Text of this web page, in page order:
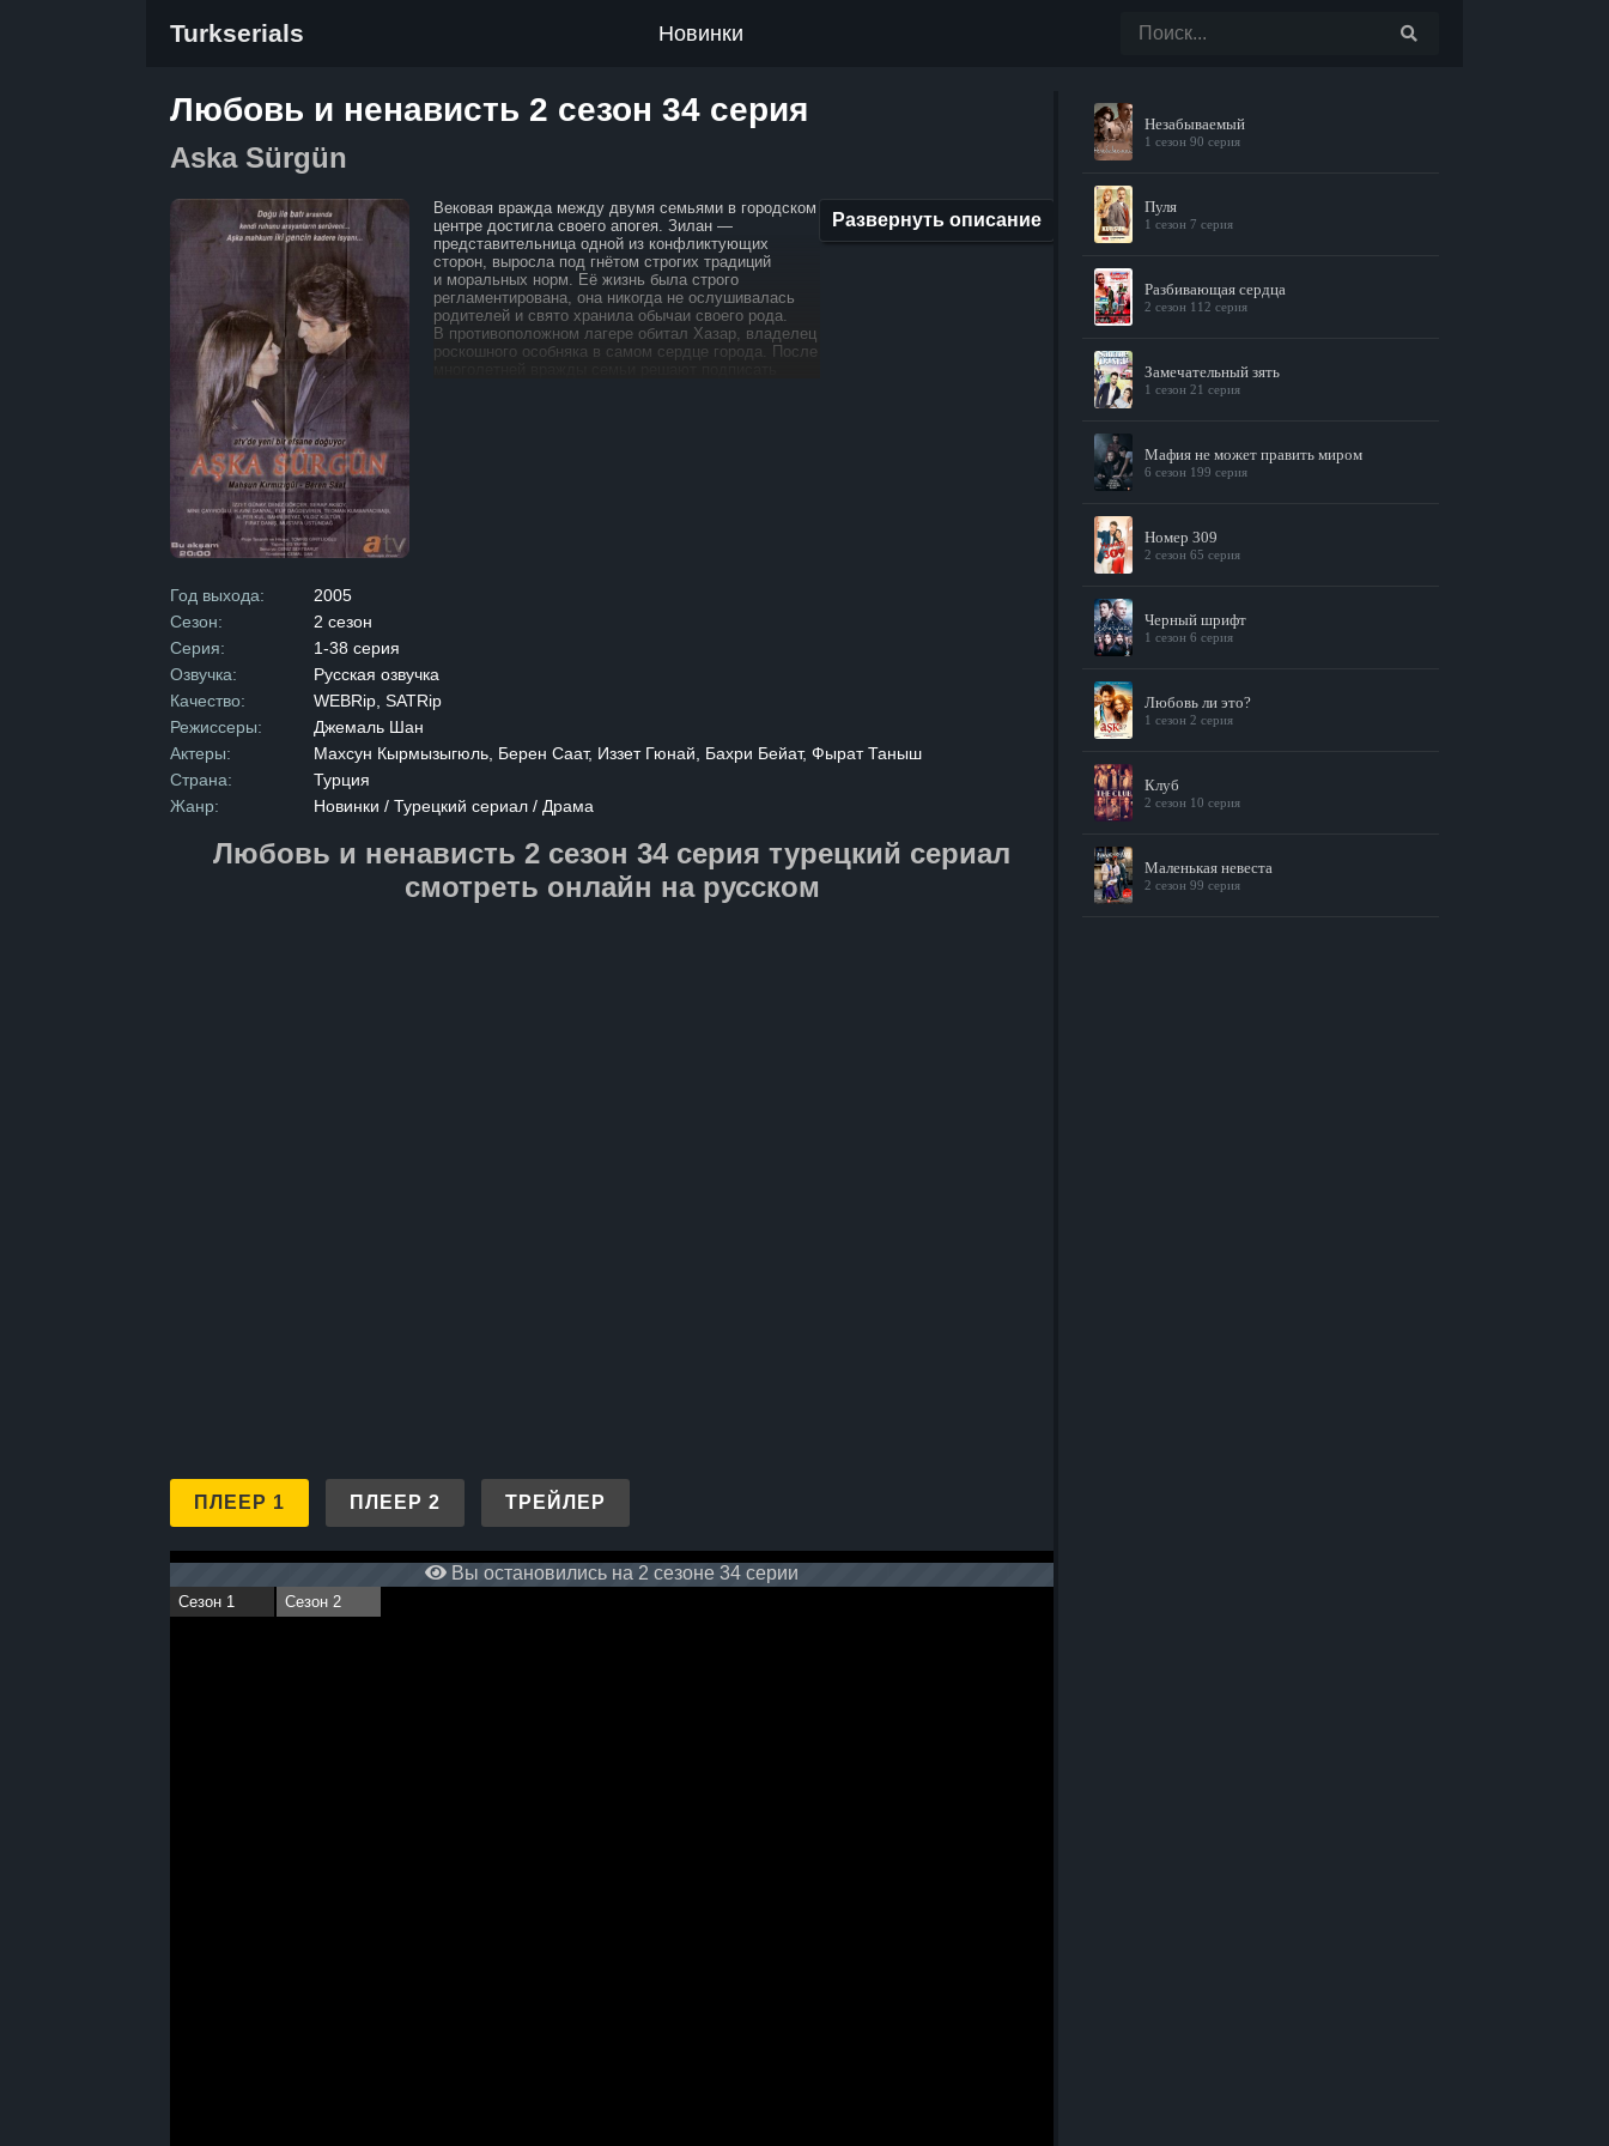
Turkserials Новинки
Любовь и ненависть 2 сезон 34 серия
Aska Sürgün
Вековая вражда между двумя семьями в городском
центре достигла своего апогея. Зилан —
представительница одной из конфликтующих
сторон, выросла под гнётом строгих традиций
и моральных норм. Её жизнь была строго
регламентирована, она никогда не ослушивалась
родителей и свято хранила обычаи своего рода.
В противоположном лагере обитал Хазар, владелец
роскошного особняка в самом сердце города. После
чтобы построить настоящее счастье.
Развернуть описание
Год выхода:
2005
Сезон:
2 сезон
Серия:
1-38 серия
Озвучка:
Русская озвучка
Качество:
WEBRip, SATRip
Режиссеры:
Джемаль Шан
Актеры:
Махсун Кырмызыгюль, Берен Саат, Иззет Гюнай, Бахри Бейат, Фырат Таныш
Страна:
Турция
Жанр:
Новинки / Турецкий сериал / Драма
Любовь и ненависть 2 сезон 34 серия турецкий сериал
смотреть онлайн на русском
ПЛЕЕР 1 ПЛЕЕР 2 ТРЕЙЛЕР
Вы остановились на 2 сезоне 34 серии
Сезон 1 Сезон 2
Незабываемый
1 сезон 90 серия
Пуля
1 сезон 7 серия
Разбивающая сердца
2 сезон 112 серия
Замечательный зять
1 сезон 21 серия
Мафия не может править миром
6 сезон 199 серия
Номер 309
2 сезон 65 серия
Черный шрифт
1 сезон 6 серия
Любовь ли это?
1 сезон 2 серия
Клуб
2 сезон 10 серия
Маленькая невеста
2 сезон 99 серия